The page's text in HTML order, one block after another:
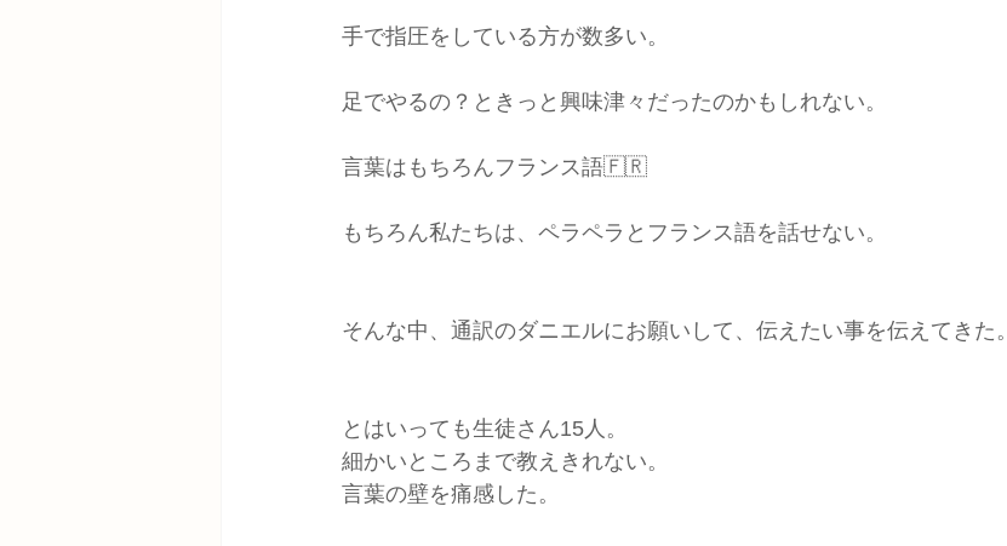
手で指圧をしている方が数多い。
足でやるの？ときっと興味津々だったのかもしれない。
言葉はもちろんフランス語🇫🇷
もちろん私たちは、ペラペラとフランス語を話せない。
そんな中、通訳のダニエルにお願いして、伝えたい事を伝えてきた。
とはいっても生徒さん15人。
細かいところまで教えきれない。
言葉の壁を痛感した。